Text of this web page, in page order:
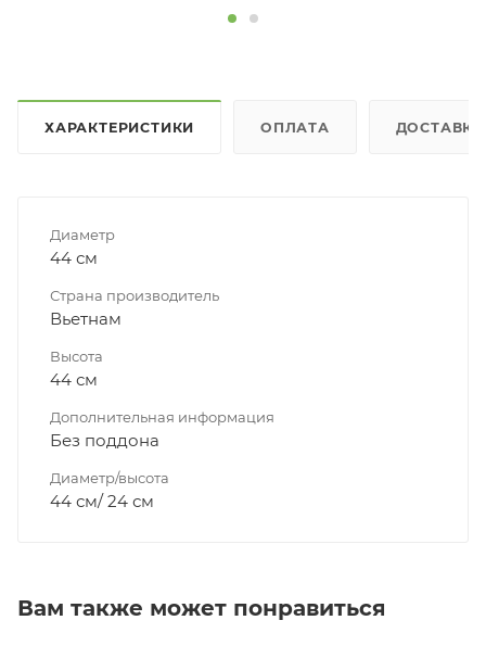
ХАРАКТЕРИСТИКИ ОПЛАТА ДОСТАВКА
Диаметр
44 см
Страна производитель
Вьетнам
Высота
44 см
Дополнительная информация
Без поддона
Диаметр/высота
44 см/ 24 см
Вам также может понравиться